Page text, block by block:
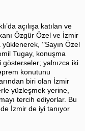
açılışa katılan ve
Özgür Özel ve İzmir
‘’Sayın Özel
Tugay, konuşma
gösterseler; yalnızca iki
konutunu
biri olan İzmir
yüzleşmek yerine,
tercih ediyorlar. Bu
İzmir de iyi tanıyor